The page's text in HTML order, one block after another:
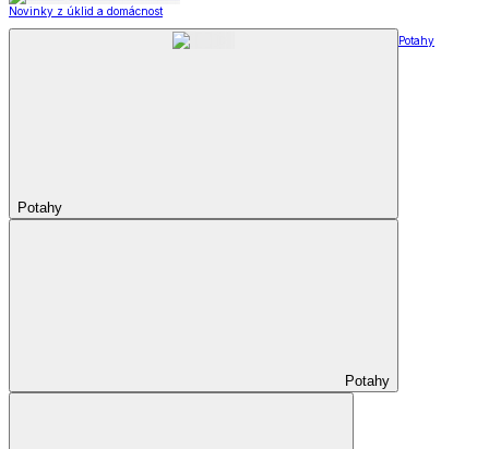
Novinky z úklid a domácnost
Potahy
Potahy
Potahy